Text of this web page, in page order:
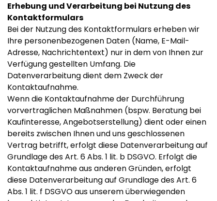
Erhebung und Verarbeitung bei Nutzung des
Kontaktformulars
Bei der Nutzung des Kontaktformulars erheben wir
Ihre personenbezogenen Daten (Name, E-Mail-
Adresse, Nachrichtentext) nur in dem von Ihnen zur
Verfügung gestellten Umfang. Die
Datenverarbeitung dient dem Zweck der
Kontaktaufnahme.
Wenn die Kontaktaufnahme der Durchführung
vorvertraglichen Maßnahmen (bspw. Beratung bei
Kaufinteresse, Angebotserstellung) dient oder einen
bereits zwischen Ihnen und uns geschlossenen
Vertrag betrifft, erfolgt diese Datenverarbeitung auf
Grundlage des Art. 6 Abs. 1 lit. b DSGVO. Erfolgt die
Kontaktaufnahme aus anderen Gründen, erfolgt
diese Datenverarbeitung auf Grundlage des Art. 6
Abs. 1 lit. f DSGVO aus unserem überwiegenden